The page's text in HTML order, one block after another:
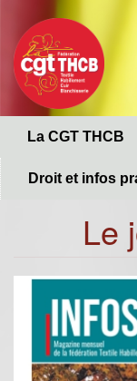
contenu
principal
La CGT THCB
Droit et infos
Le